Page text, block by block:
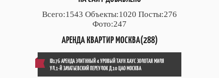
Всего:1543 Объекты:1020 Посты:276
Фото:247
АРЕНДА КВАРТИР МОСКВА(288)
ID176 АРЕНДА ЭЛИТННЫЙ 4 УРОВЫЙ ТАУН ХАУС ЗОЛОТАЯ МИЛЯ
УЛ.1-Й ЗАЧАТЬЕВСКИЙ ПЕРЕУЛОК Д.10 ЦАО МОСКВА